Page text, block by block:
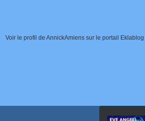
Voir le profil de AnnickAmienssur le portail Eklablog